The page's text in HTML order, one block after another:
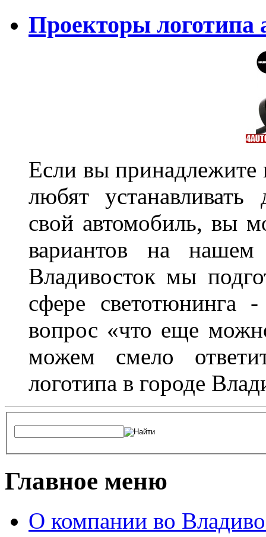
Проекторы логотипа
Если вы принадлежите
любят устанавливать
свой автомобиль, вы
вариантов на
Владивосток мы
сфере светотюнинга
вопрос «что еще
можем смело
логотипа в городе
Главное меню
О компании во